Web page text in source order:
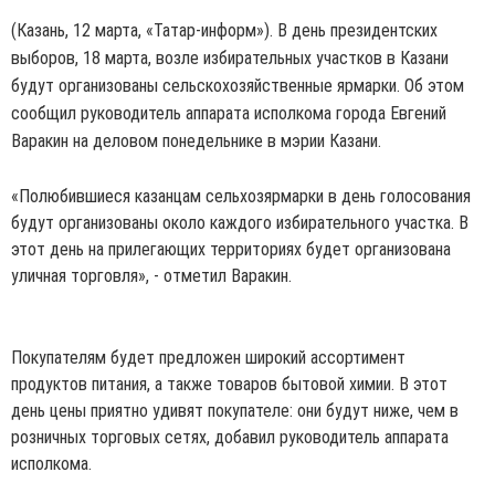
(Казань, 12 марта, «Татар-информ»). В день президентских
выборов, 18 марта, возле избирательных участков в Казани
будут организованы сельскохозяйственные ярмарки. Об этом
сообщил руководитель аппарата исполкома города Евгений
Варакин на деловом понедельнике в мэрии Казани.
«Полюбившиеся казанцам сельхозярмарки в день голосования
будут организованы около каждого избирательного участка. В
этот день на прилегающих территориях будет организована
уличная торговля», - отметил Варакин.
Покупателям будет предложен широкий ассортимент
продуктов питания, а также товаров бытовой химии. В этот
день цены приятно удивят покупателе: они будут ниже, чем в
розничных торговых сетях, добавил руководитель аппарата
исполкома.